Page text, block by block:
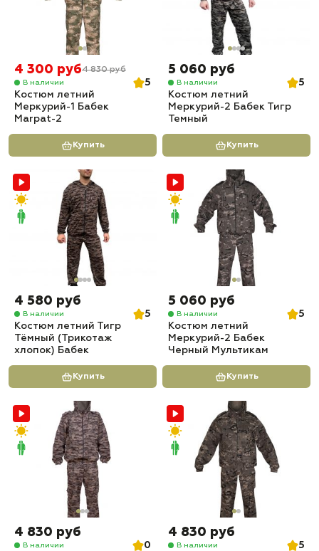
4 300 руб4 830 руб
В наличии
5
Костюм летний
Меркурий-1 Бабек
Marpat-2
Купить
5 060 руб
В наличии
5
Костюм летний
Меркурий-2 Бабек Тигр
Темный
Купить
4 580 руб
В наличии
5
Костюм летний Тигр
Тёмный (Трикотаж
хлопок) Бабек
Купить
5 060 руб
В наличии
5
Костюм летний
Меркурий-2 Бабек
Черный Мультикам
Купить
4 830 руб
В наличии
0
4 830 руб
В наличии
5